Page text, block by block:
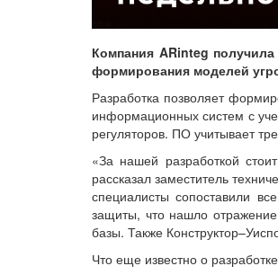
Компания ARinteg
формирования моделей
Разработка позволяет
информационных систем с
регуляторов. ПО учитывает
«За нашей разработкой
рассказал заместитель
специалисты сопоставили
защиты, что нашло
базы. Также
Что еще известно о